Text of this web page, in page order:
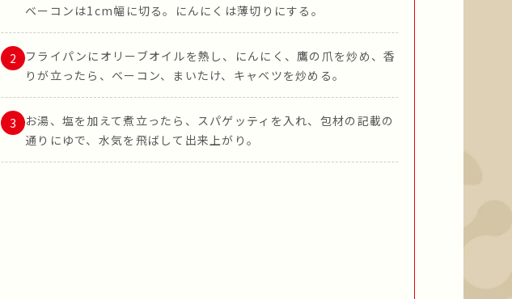
ベーコンは1cm幅に切る。にんにくは薄切りにする。
フライパンにオリーブオイルを熱し、にんにく、鷹の爪を炒め、香
りが立ったら、ベーコン、まいたけ、キャベツを炒める。
お湯、塩を加えて煮立ったら、スパゲッティを入れ、包材の記載の
通りにゆで、水気を飛ばして出来上がり。